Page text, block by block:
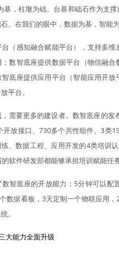
基，柱墩为础。台基和础石作为支
。在我们的眼中，数据为基，智能
（感知融合赋能平台），支持多
数智底座提供数据平台（物信融
底座提供应用平台（智能应用开
平台。
需要更多的建设者。数智底座的
开放接口、730多个共性组件、3类
、数据工程、应用开发的4类培训
软件研发部都能够承担培训赋能任
智底座的开放能力：5分钟可以配
数据看板，3天定制一个物联应用
。
大能力全面升级